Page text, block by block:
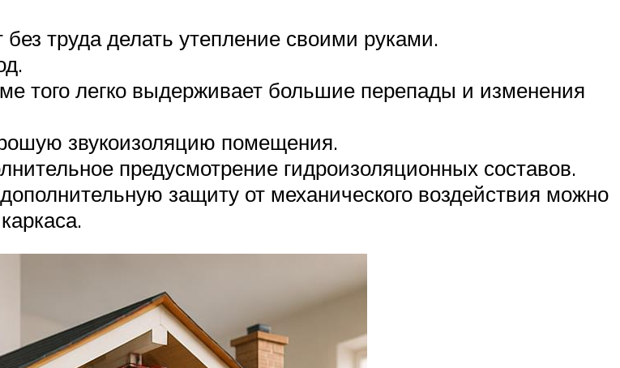
труда делать утепление своими руками.
того легко выдерживает большие перепады и изменения
звукоизоляцию помещения.
предусмотрение гидроизоляционных составов.
защиту от механического воздействия можно